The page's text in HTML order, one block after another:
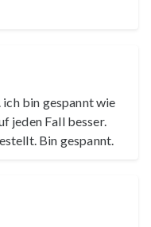
ich bin gespannt wie
jeden Fall besser.
Bin gespannt.